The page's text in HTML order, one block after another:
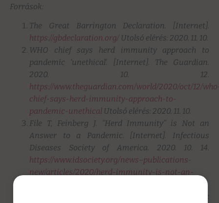
Források:
The Great Barrington Declaration. [Internet].
https://gbdeclaration.org/ Utolsó elérés: 2020. 11. 10.
WHO chief says herd immunity approach to
pandemic ‘unethical’. [Internet]. The Guardian.
2020. 10. 12.
https://www.theguardian.com/world/2020/oct/12/
chief-says-herd-immunity-approach-to-
pandemic-unethical Utolsó elérés: 2020. 11. 10.
File T, Feinberg J. “Herd Immunity” is Not an
Answer to a Pandemic. [Internet]. Infectious
Diseases Society of America. 2020. 10. 14.
https://www.idsociety.org/news–publications-
new/articles/2020/herd-immunity-is-not-an-
Alwan NA, Burgess RA, Ashworth S, et al. Scientific